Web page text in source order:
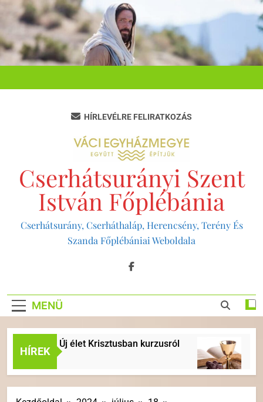
Ugrás
tartalomra
Cserhátsurányi Szent
István Főplébánia
Cserhátsurány, Cserháthaláp, Herencsény, Terény És
Szanda Főplébániai Weboldala
HÍRLEVÉLRE FELIRATKOZÁS
MENÜ
HÍREK
Új élet Krisztusban kurzusról ÉVKÖZI
6 Nap Ezelőtt